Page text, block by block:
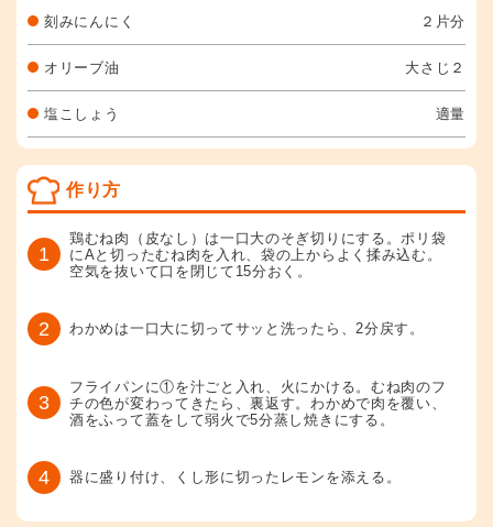
刻みにんにく ２片分
オリーブ油 大さじ２
塩こしょう 適量
作り方
1
鶏むね肉（皮なし）は一口大のそぎ切りにする。ポリ袋
にAと切ったむね肉を入れ、袋の上からよく揉み込む。
空気を抜いて口を閉じて15分おく。
2 わかめは一口大に切ってサッと洗ったら、2分戻す。
3
フライパンに①を汁ごと入れ、火にかける。むね肉のフ
チの色が変わってきたら、裏返す。わかめで肉を覆い、
酒をふって蓋をして弱火で5分蒸し焼きにする。
4 器に盛り付け、くし形に切ったレモンを添える。